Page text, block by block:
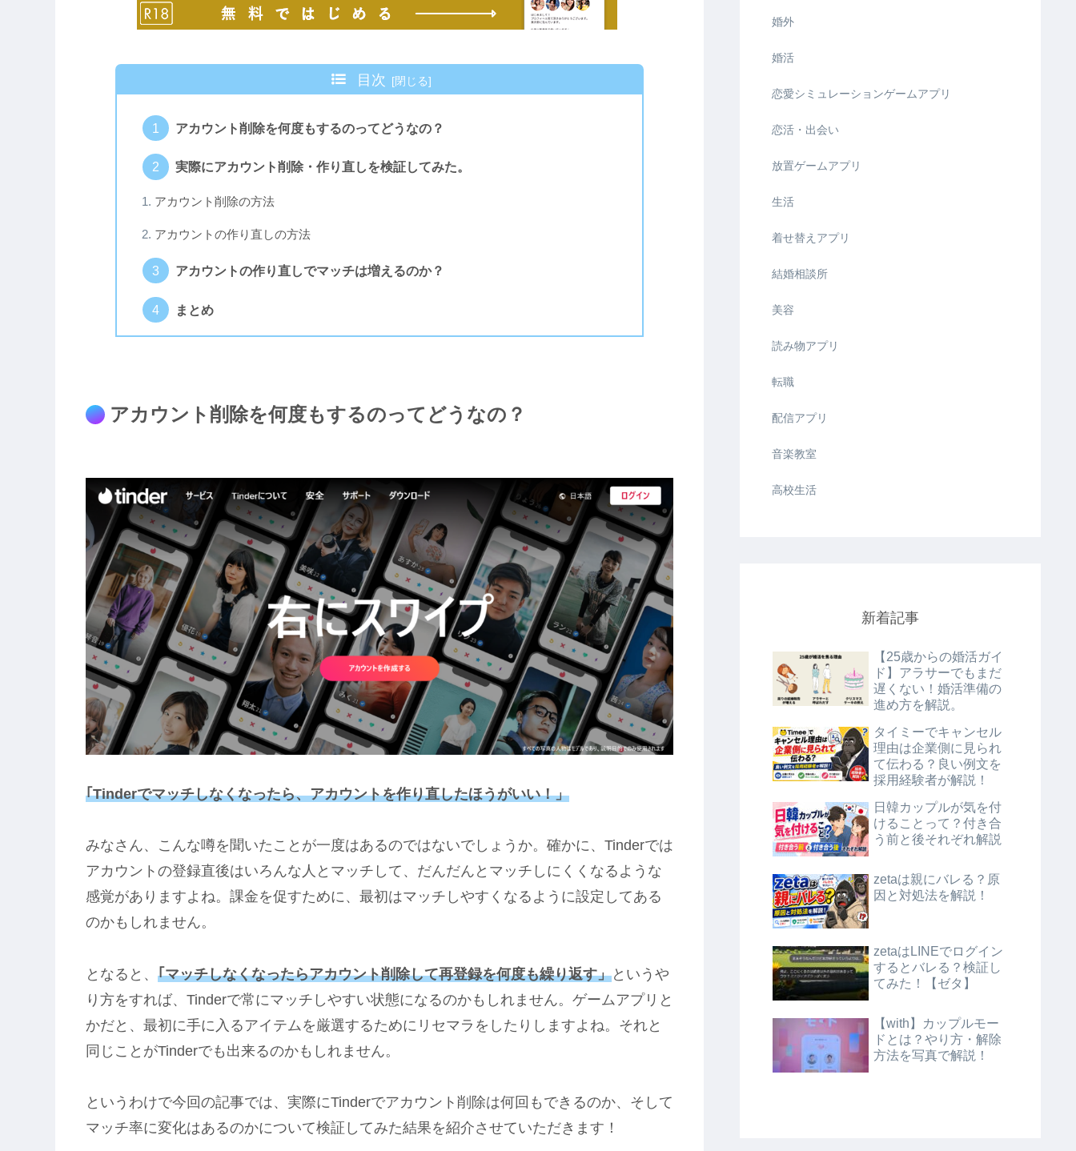
目次
アカウント削除を何度もするのってどうなの？
実際にアカウント削除・作り直しを検証してみた。
アカウント削除の方法
アカウントの作り直しの方法
アカウントの作り直しでマッチは増えるのか？
まとめ
アカウント削除を何度もするのってどうなの？
｢Tinderでマッチしなくなったら、アカウントを作り直したほうがいい！」
みなさん、こんな噂を聞いたことが一度はあるのではないでしょうか。確かに、Tinderでは
アカウントの登録直後はいろんな人とマッチして、だんだんとマッチしにくくなるような
感覚がありますよね。課金を促すために、最初はマッチしやすくなるように設定してある
のかもしれません。
となると、 ｢マッチしなくなったらアカウント削除して再登録を何度も繰り返す」というや
り方をすれば、Tinderで常にマッチしやすい状態になるのかもしれません。ゲームアプリと
かだと、最初に手に入るアイテムを厳選するためにリセマラをしたりしますよね。それと
同じことがTinderでも出来るのかもしれません。
というわけで今回の記事では、実際にTinderでアカウント削除は何回もできるのか、そして
マッチ率に変化はあるのかについて検証してみた結果を紹介させていただきます！
婚外
婚活
恋愛シミュレーションゲームアプリ
恋活・出会い
放置ゲームアプリ
生活
着せ替えアプリ
結婚相談所
美容
読み物アプリ
転職
配信アプリ
音楽教室
高校生活
新着記事
【25歳からの婚活ガイ
ド】アラサーでもまだ
遅くない！婚活準備の
進め方を解説。
タイミーでキャンセル
理由は企業側に見られ
て伝わる？良い例文を
採用経験者が解説！
日韓カップルが気を付
けることって？付き合
う前と後それぞれ解説
zetaは親にバレる？原
因と対処法を解説！
zetaはLINEでログイン
するとバレる？検証し
てみた！【ゼタ】
【with】カップルモー
ドとは？やり方・解除
方法を写真で解説！